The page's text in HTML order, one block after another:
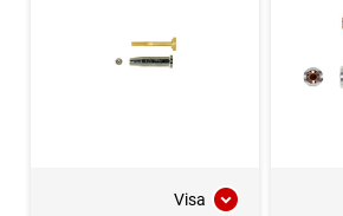
Visa